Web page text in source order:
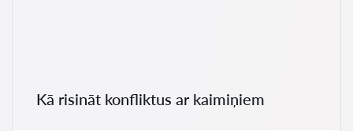
Kā risināt konfliktus ar kaimiņiem